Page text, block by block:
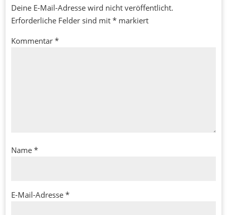
Deine E-Mail-Adresse wird nicht veröffentlicht.
Erforderliche Felder sind mit *markiert
Kommentar *
Name *
E-Mail-Adresse *